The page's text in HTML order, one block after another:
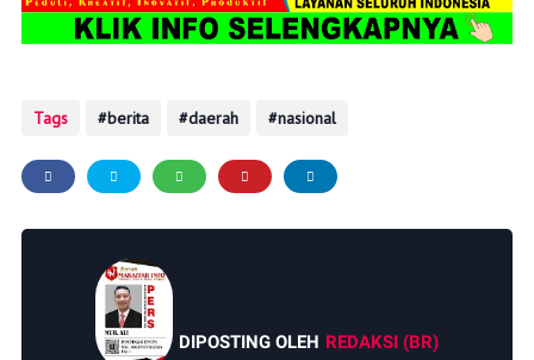
Tags berita daerah nasional
DIPOSTING OLEH REDAKSI (BR)